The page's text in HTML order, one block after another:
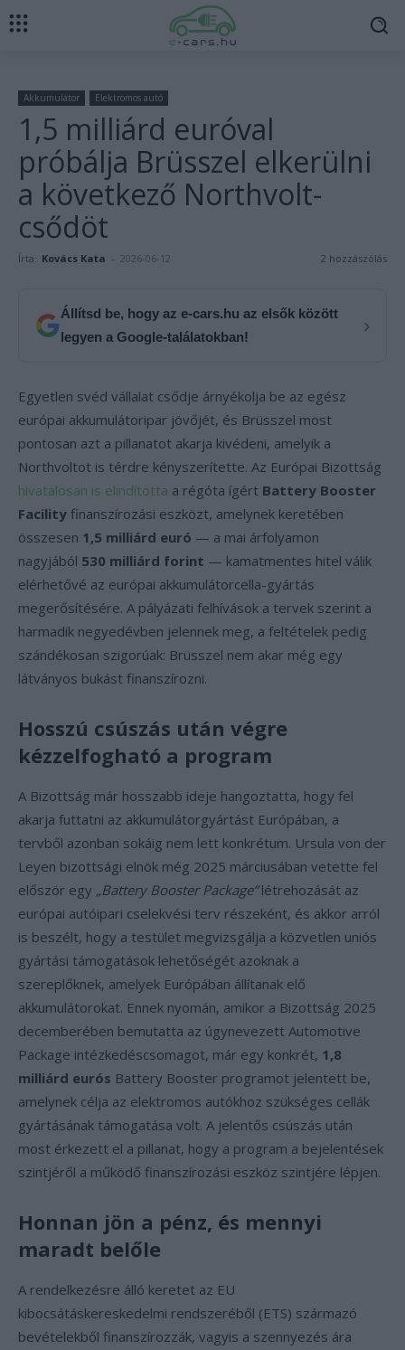
Akkumulátor Elektromos autó
1,5 milliárd euróval
próbálja Brüsszel elkerülni
a következő Northvolt-
csődöt
Írta: Kovács Kata - 2026-06-12 2 hozzászólás
Állítsd be, hogy az e-cars.hu az elsők között
legyen a Google-találatokban!
›
Egyetlen svéd vállalat csődje árnyékolja be az egész
európai akkumulátoripar jövőjét, és Brüsszel most
pontosan azt a pillanatot akarja kivédeni, amelyik a
Northvoltot is térdre kényszerítette. Az Európai Bizottság
hivatalosan is elindította a régóta ígért Battery Booster
Facility finanszírozási eszközt, amelynek keretében
összesen 1,5 milliárd euró — a mai árfolyamon
nagyjából 530 milliárd forint — kamatmentes hitel válik
elérhetővé az európai akkumulátorcella-gyártás
megerősítésére. A pályázati felhívások a tervek szerint a
harmadik negyedévben jelennek meg, a feltételek pedig
szándékosan szigorúak: Brüsszel nem akar még egy
látványos bukást finanszírozni.
Hosszú csúszás után végre
kézzelfogható a program
A Bizottság már hosszabb ideje hangoztatta, hogy fel
akarja futtatni az akkumulátorgyártást Európában, a
tervből azonban sokáig nem lett konkrétum. Ursula von der
Leyen bizottsági elnök még 2025 márciusában vetette fel
először egy „Battery Booster Package”létrehozását az
európai autóipari cselekvési terv részeként, és akkor arról
is beszélt, hogy a testület megvizsgálja a közvetlen uniós
gyártási támogatások lehetőségét azoknak a
szereplőknek, amelyek Európában állítanak elő
akkumulátorokat. Ennek nyomán, amikor a Bizottság 2025
decemberében bemutatta az úgynevezett Automotive
Package intézkedéscsomagot, már egy konkrét, 1,8
milliárd eurós Battery Booster programot jelentett be,
amelynek célja az elektromos autókhoz szükséges cellák
gyártásának támogatása volt. A jelentős csúszás után
most érkezett el a pillanat, hogy a program a bejelentések
szintjéről a működő finanszírozási eszköz szintjére lépjen.
Honnan jön a pénz, és mennyi
maradt belőle
A rendelkezésre álló keretet az EU
kibocsátáskereskedelmi rendszeréből (ETS) származó
bevételekből finanszírozzák, vagyis a szennyezés ára